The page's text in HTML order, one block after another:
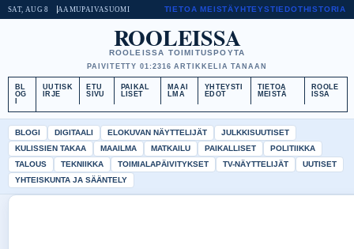
SAT, AUG 8 AAMUPAIVASUOMI TIETOA MEISTÄYHTEYSTIEDOTHISTORIA
ROOLEISSA
ROOLEISSA TOIMITUSPOYTA
PAIVITETTY 01:2316 ARTIKKELIA TANAAN
BL
OG
UUTISK
IRJE
ETU
SIVU
PAIKAL
LISET
MAAI
LMA
YHTEYSTI
EDOT
TIETOA
MEISTÄ
ROOLE
ISSA
BLOGI DIGITAALI ELOKUVAN NÄYTTELIJÄT
JULKKISUUTISET
KULISSIEN TAKAA
MAAILMA MATKAILU PAIKALLISET
POLITIIKKA
TALOUS
TEKNIIKKA TOIMIALAPÄIVITYKSET TV-NÄYTTELIJÄT
UUTISET
YHTEISKUNTA JA SÄÄNTELY